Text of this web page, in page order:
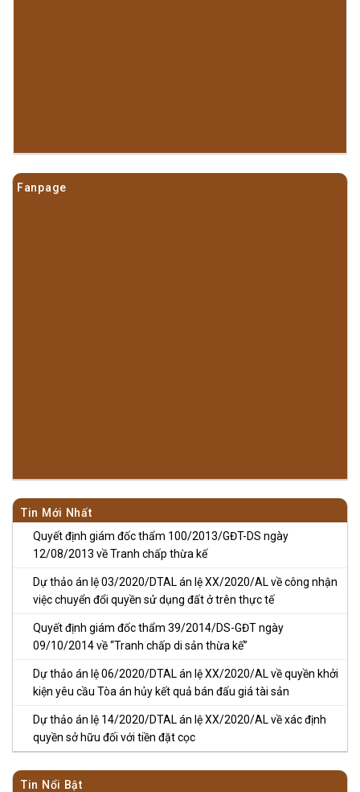
Fanpage
Tin Mới Nhất
Quyết định giám đốc thẩm 100/2013/GĐT-DS ngày
12/08/2013 về Tranh chấp thừa kế
Dự thảo án lệ 03/2020/DTAL án lệ XX/2020/AL về công nhận
việc chuyển đổi quyền sử dụng đất ở trên thực tế
Quyết định giám đốc thẩm 39/2014/DS-GĐT ngày
09/10/2014 về “Tranh chấp di sản thừa kế”
Dự thảo án lệ 06/2020/DTAL án lệ XX/2020/AL về quyền khởi
kiện yêu cầu Tòa án hủy kết quả bán đấu giá tài sản
Dự thảo án lệ 14/2020/DTAL án lệ XX/2020/AL về xác định
quyền sở hữu đối với tiền đặt cọc
Tin Nổi Bật